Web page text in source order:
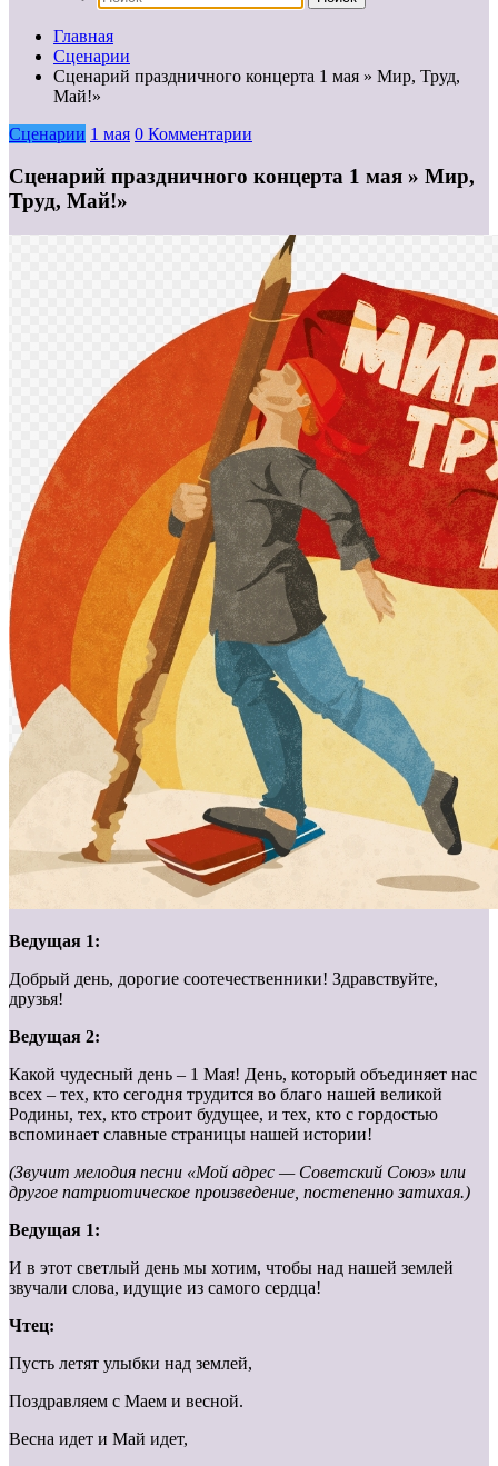
Главная
Сценарии
Сценарий праздничного концерта 1 мая » Мир, Труд,
Май!»
Сценарии 1 мая 0 Комментарии
Сценарий праздничного концерта 1 мая » Мир,
Труд, Май!»
Ведущая 1:
Добрый день, дорогие соотечественники! Здравствуйте,
друзья!
Ведущая 2:
Какой чудесный день – 1 Мая! День, который объединяет нас
всех – тех, кто сегодня трудится во благо нашей великой
Родины, тех, кто строит будущее, и тех, кто с гордостью
вспоминает славные страницы нашей истории!
(Звучит мелодия песни «Мой адрес — Советский Союз» или
другое патриотическое произведение, постепенно затихая.)
Ведущая 1:
И в этот светлый день мы хотим, чтобы над нашей землей
звучали слова, идущие из самого сердца!
Чтец:
Пусть летят улыбки над землей,
Поздравляем с Маем и весной.
Весна идет и Май идет,